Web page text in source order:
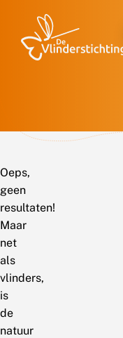
Oeps,
geen
resultaten!
Maar
net
als
vlinders,
is
de
natuur